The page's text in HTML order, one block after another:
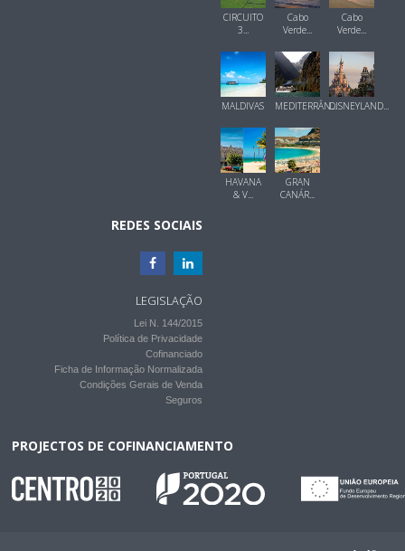
CIRCUITO
3...
Cabo
Verde...
Cabo
Verde...
MALDIVAS MEDITERRÂN...DISNEYLAND...
HAVANA
& V...
GRAN
CANÁR...
REDES SOCIAIS
LEGISLAÇÃO
Lei N. 144/2015
Política de Privacidade
Cofinanciado
Ficha de Informação Normalizada
Condições Gerais de Venda
Seguros
PROJECTOS DE COFINANCIAMENTO